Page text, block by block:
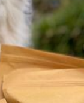
over de
Speulderbos
grenzen.